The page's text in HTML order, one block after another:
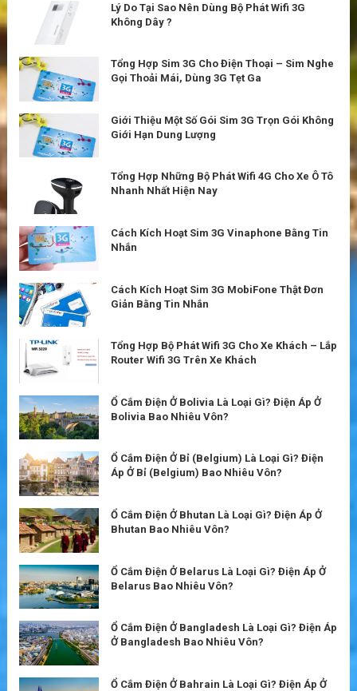
Lý Do Tại Sao Nên Dùng Bộ Phát Wifi 3G
Không Dây ?
Tổng Hợp Sim 3G Cho Điện Thoại – Sim Nghe
Gọi Thoải Mái, Dùng 3G Tẹt Ga
Giới Thiệu Một Số Gói Sim 3G Trọn Gói Không
Giới Hạn Dung Lượng
Tổng Hợp Những Bộ Phát Wifi 4G Cho Xe Ô Tô
Nhanh Nhất Hiện Nay
Cách Kích Hoạt Sim 3G Vinaphone Bằng Tin
Nhắn
Cách Kích Hoạt Sim 3G MobiFone Thật Đơn
Giản Bằng Tin Nhắn
Tổng Hợp Bộ Phát Wifi 3G Cho Xe Khách – Lắp
Router Wifi 3G Trên Xe Khách
Ổ Cắm Điện Ở Bolivia Là Loại Gì? Điện Áp Ở
Bolivia Bao Nhiêu Vôn?
Ổ Cắm Điện Ở Bỉ (Belgium) Là Loại Gì? Điện
Áp Ở Bỉ (Belgium) Bao Nhiêu Vôn?
Ổ Cắm Điện Ở Bhutan Là Loại Gì? Điện Áp Ở
Bhutan Bao Nhiêu Vôn?
Ổ Cắm Điện Ở Belarus Là Loại Gì? Điện Áp Ở
Belarus Bao Nhiêu Vôn?
Ổ Cắm Điện Ở Bangladesh Là Loại Gì? Điện Áp
Ở Bangladesh Bao Nhiêu Vôn?
Ổ Cắm Điện Ở Bahrain Là Loại Gì? Điện Áp Ở